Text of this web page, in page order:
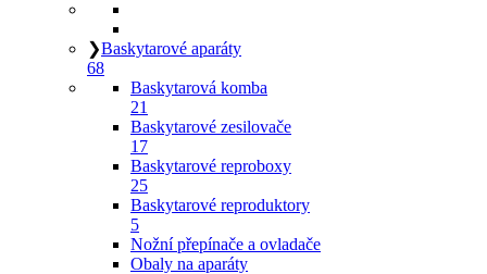
❯Baskytarové aparáty
68
Baskytarová komba
21
Baskytarové zesilovače
17
Baskytarové reproboxy
25
Baskytarové reproduktory
5
Nožní přepínače a ovladače
Obaly na aparáty